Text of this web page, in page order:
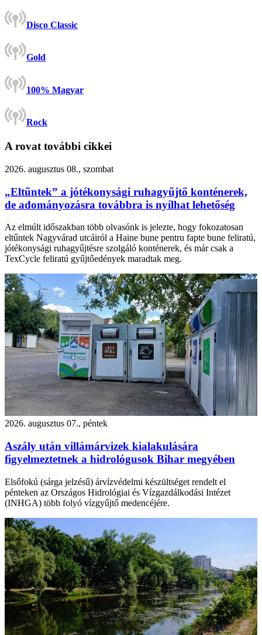
Disco Classic
Gold
100% Magyar
Rock
A rovat további cikkei
2026. augusztus 08., szombat
„Eltűntek” a jótékonysági ruhagyűjtő konténerek,
de adományozásra továbbra is nyílhat lehetőség
Az elmúlt időszakban több olvasónk is jelezte, hogy fokozatosan
eltűntek Nagyvárad utcáiról a Haine bune pentru fapte bune feliratú,
jótékonysági ruhagyűjtésre szolgáló konténerek, és már csak a
TexCycle feliratú gyűjtőedények maradtak meg.
2026. augusztus 07., péntek
Aszály után villámárvizek kialakulására
figyelmeztetnek a hidrológusok Bihar megyében
Elsőfokú (sárga jelzésű) árvízvédelmi készültséget rendelt el
pénteken az Országos Hidrológiai és Vízgazdálkodási Intézet
(INHGA) több folyó vízgyűjtő medencéjére.